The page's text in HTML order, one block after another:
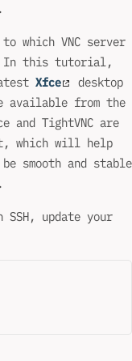
which VNC server
In this tutorial,
Xfce
desktop
available from the
TightVNC are
which will help
smooth and stable
update your